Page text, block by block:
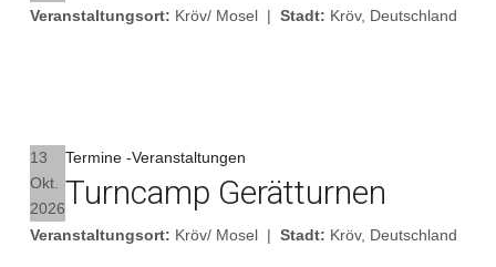
Veranstaltungsort: Kröv/ Mosel | Stadt: Kröv, Deutschland
13
Okt.
2026
Termine -Veranstaltungen
Turncamp Gerätturnen
Veranstaltungsort: Kröv/ Mosel | Stadt: Kröv, Deutschland